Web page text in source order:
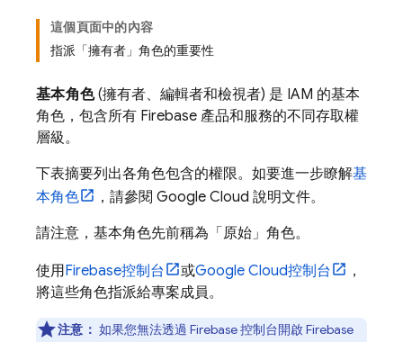
這個頁面中的內容
指派「擁有者」角色的重要性
基本角色(擁有者、編輯者和檢視者) 是 IAM 的基本
角色，包含所有 Firebase 產品和服務的不同存取權
層級。
下表摘要列出各角色包含的權限。如要進一步瞭解基
本角色
，請參閱 Google Cloud 說明文件。
請注意，基本角色先前稱為「原始」角色。
使用Firebase控制台 或Google Cloud控制台
，
將這些角色指派給專案成員。
注意： 如果您無法透過 Firebase控制台開啟 Firebase